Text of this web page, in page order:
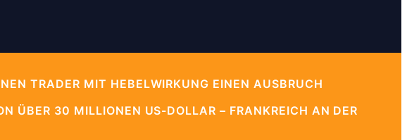
TRADER MIT HEBELWIRKUNG EINEN AUSBRUCH
ÜBER 30 MILLIONEN US-DOLLAR – FRANKREICH AN DER